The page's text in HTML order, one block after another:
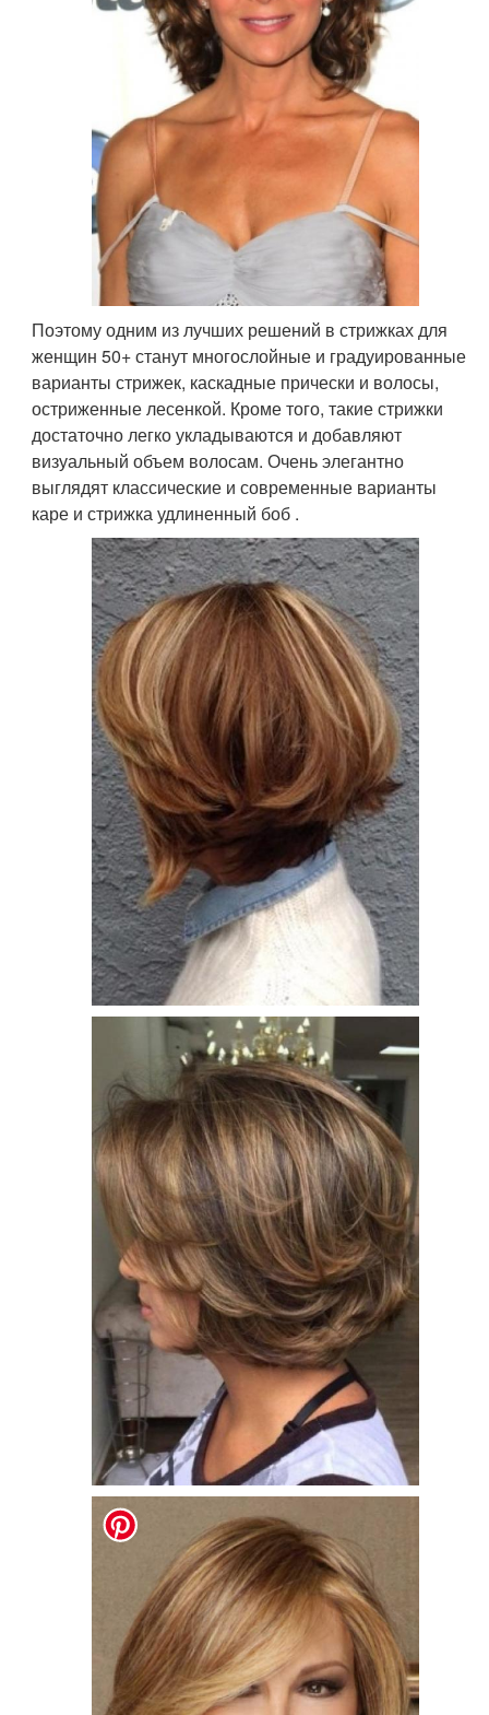
Поэтому одним из лучших решений в стрижках для
женщин 50+ станут многослойные и градуированные
варианты стрижек, каскадные прически и волосы,
остриженные лесенкой. Кроме того, такие стрижки
достаточно легко укладываются и добавляют
визуальный объем волосам. Очень элегантно
выглядят классические и современные варианты
каре и стрижка удлиненный боб .